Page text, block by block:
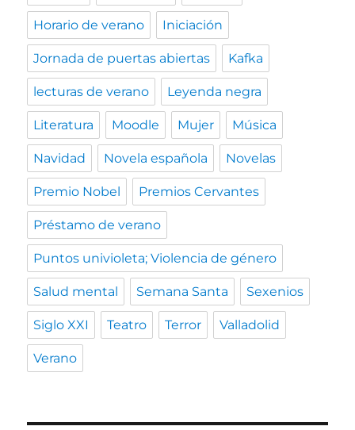
Horario de verano Iniciación
Jornada de puertas abiertas Kafka
lecturas de verano Leyenda negra
Literatura Moodle Mujer Música
Navidad Novela española Novelas
Premio Nobel Premios Cervantes
Préstamo de verano
Puntos univioleta; Violencia de género
Salud mental Semana Santa Sexenios
Siglo XXI Teatro Terror Valladolid
Verano